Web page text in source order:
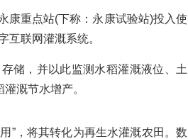
重点站(下称：永康试验站)投入使
互联网灌溉系统。
，并以此监测水稻灌溉液位、土
溉节水增产。
，将其转化为再生水灌溉农田。数